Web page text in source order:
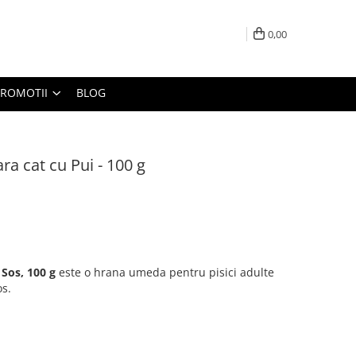
0,00
BLOG
cat cu Pui - 100 g
100 g este o hrana umeda pentru pisici adulte